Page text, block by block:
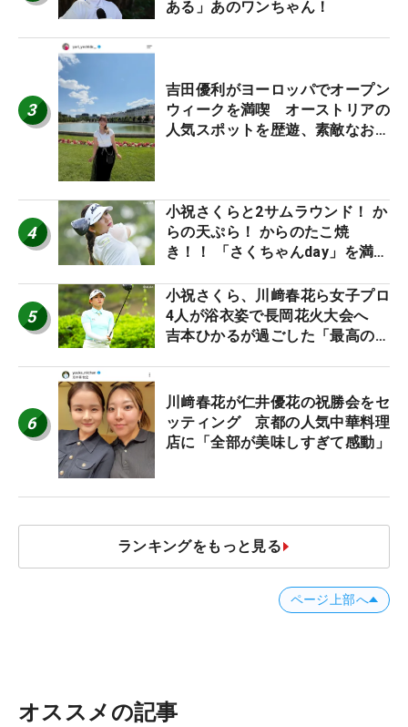
ある」あのワンちゃん！
3
吉田優利がヨーロッパでオープン
ウィークを満喫 オーストリアの
人気スポットを歴遊、素敵なお土
4
小祝さくらと2サムラウンド！ か
らの天ぷら！ からのたこ焼
き！！ 「さくちゃんday」を満喫
5
小祝さくら、川﨑春花ら女子プロ
4人が浴衣姿で長岡花火大会へ
吉本ひかるが過ごした「最高の夏
6
川﨑春花が仁井優花の祝勝会をセ
ッティング 京都の人気中華料理
店に「全部が美味しすぎて感動」
ランキングをもっと見る
ページ上部へ
オススメの記事